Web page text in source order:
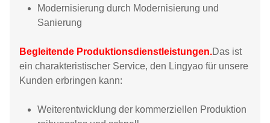
Modernisierung durch Modernisierung und
Sanierung
Begleitende Produktionsdienstleistungen.Das ist
ein charakteristischer Service, den Lingyao für unsere
Kunden erbringen kann:
Weiterentwicklung der kommerziellen Produktion